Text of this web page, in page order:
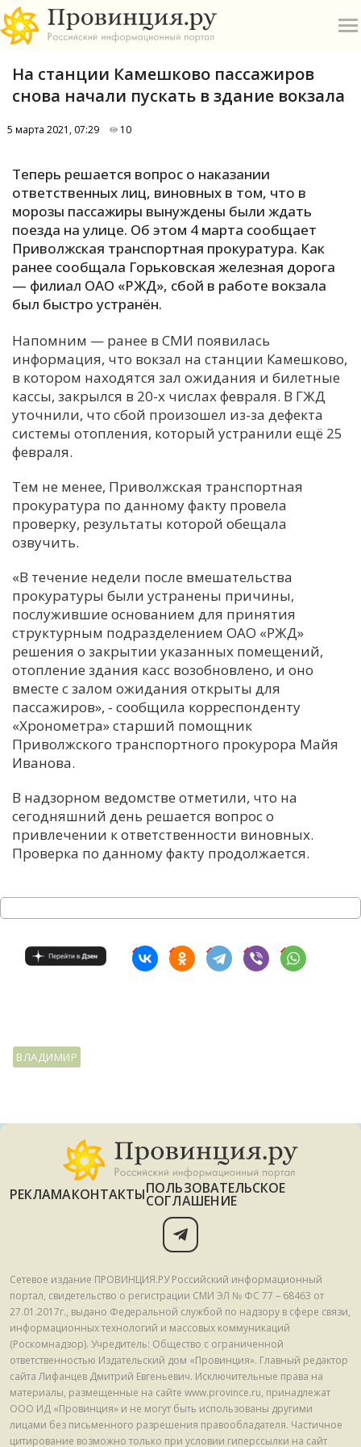
А
Б
В
Е
К
М
Н
О
П
С
Х
Я
На станции Камешково пассажиров
снова начали пускать в здание вокзала
5 марта 2021, 07:29 10
Теперь решается вопрос о наказании
ответственных лиц, виновных в том, что в
морозы пассажиры вынуждены были ждать
поезда на улице. Об этом 4 марта сообщает
Приволжская транспортная прокуратура. Как
ранее сообщала Горьковская железная дорога
— филиал ОАО «РЖД», сбой в работе вокзала
был быстро устранён.
Напомним — ранее в СМИ появилась
информация, что вокзал на станции Камешково,
в котором находятся зал ожидания и билетные
кассы, закрылся в 20-х числах февраля. В ГЖД
уточнили, что сбой произошел из-за дефекта
системы отопления, который устранили ещё 25
февраля.
Тем не менее, Приволжская транспортная
прокуратура по данному факту провела
проверку, результаты которой обещала
озвучить.
«В течение недели после вмешательства
прокуратуры были устранены причины,
послужившие основанием для принятия
структурным подразделением ОАО «РЖД»
решения о закрытии указанных помещений,
отопление здания касс возобновлено, и оно
вместе с залом ожидания открыты для
пассажиров», - сообщила корреспонденту
«Хронометра» старший помощник
Приволжского транспортного прокурора Майя
Иванова.
В надзорном ведомстве отметили, что на
сегодняшний день решается вопрос о
привлечении к ответственности виновных.
Проверка по данному факту продолжается.
ВЛАДИМИР
РЕКЛАМАКОНТАКТЫПОЛЬЗОВАТЕЛЬСКОЕ
СОГЛАШЕНИЕ
Сетевое издание ПРОВИНЦИЯ.РУ Российский информационный
портал, свидетельство о регистрации СМИ ЭЛ № ФС 77 – 68463 от
27.01.2017г., выдано Федеральной службой по надзору в сфере связи,
информационных технологий и массовых коммуникаций
(Роскомнадзор). Учредитель: Общество с ограниченной
ответственностью Издательский дом «Провинция». Главный редактор
сайта Лифанцев Дмитрий Евгеньевич. Исключительные права на
материалы, размещенные на сайте www.province.ru, принадлежат
ООО ИД «Провинция» и не могут быть использованы другими
лицами без письменного разрешения правообладателя. Частичное
цитирование возможно только при условии гиперссылки на сайт